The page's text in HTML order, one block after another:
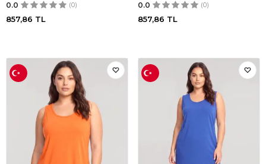
0.0 (0)
857,86 TL
0.0 (0)
857,86 TL